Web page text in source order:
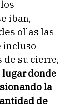
iban,
ollas las
incluso
de su cierre,
lugar donde
la
de